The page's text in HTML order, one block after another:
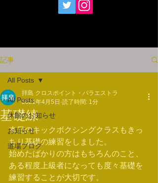
記事
All Posts
休館のお知らせ
お知らせ
道場ブログ
All Posts
基礎練
拝島 クロスポイント・パラエストラ
2021年4月5日 読了時間: 1分
本日のキックボクシングクラスもきっ
ちり基礎の練習をしました。
始めたばかりの方はもちろんのこと、
ある程度上級者になっても度々基礎を
練習することが大切です。